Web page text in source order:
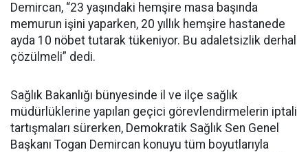
Demircan, “23 yaşındaki hemşire masa başında
memurun işini yaparken, 20 yıllık hemşire hastanede
ayda 10 nöbet tutarak tükeniyor. Bu adaletsizlik derhal
çözülmeli” dedi.
Sağlık Bakanlığı bünyesinde il ve ilçe sağlık
müdürlüklerine yapılan geçici görevlendirmelerin iptali
tartışmaları sürerken, Demokratik Sağlık Sen Genel
Başkanı Togan Demircan konuyu tüm boyutlarıyla